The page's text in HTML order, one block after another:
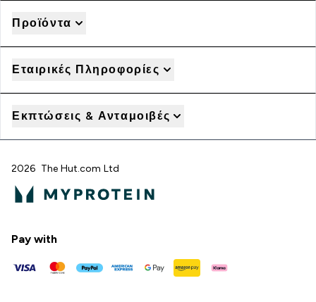
Προϊόντα
Εταιρικές Πληροφορίες
Εκπτώσεις & Ανταμοιβές
2026 The Hut.com Ltd
Pay with